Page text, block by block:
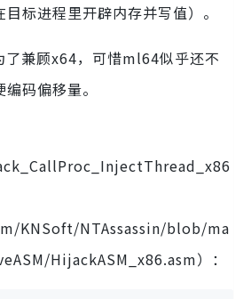
目标进程里开辟内存并写值）。
兼顾x64，可惜ml64似乎还不
码偏移量。
KNSoft/NTAssassin/blob/ma
HijackASM_x86.asm）：